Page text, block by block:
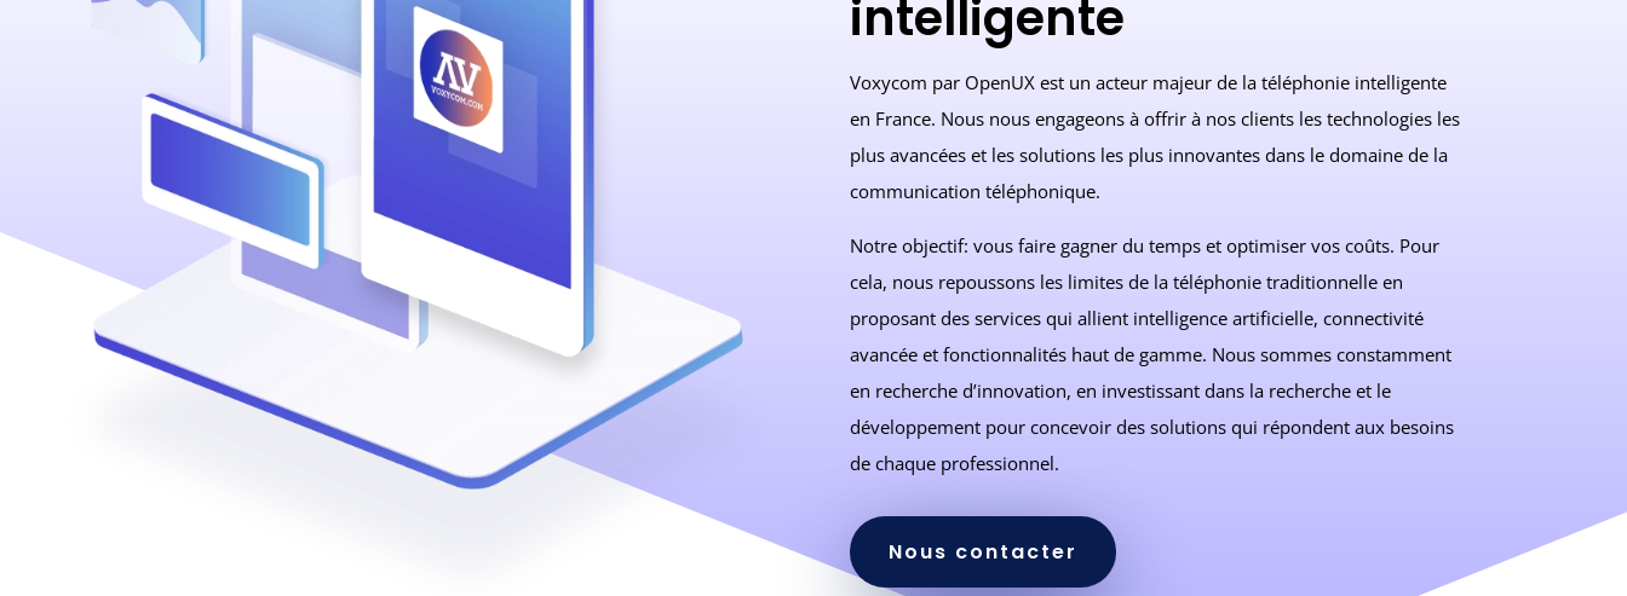
intelligente
Voxycom par OpenUX est un acteur majeur de la téléphonie intelligente
en France. Nous nous engageons à offrir à nos clients les technologies les
plus avancées et les solutions les plus innovantes dans le domaine de la
communication téléphonique.
Notre objectif: vous faire gagner du temps et optimiser vos coûts. Pour
cela, nous repoussons les limites de la téléphonie traditionnelle en
proposant des services qui allient intelligence artificielle, connectivité
avancée et fonctionnalités haut de gamme. Nous sommes constamment
en recherche d’innovation, en investissant dans la recherche et le
développement pour concevoir des solutions qui répondent aux besoins
de chaque professionnel.
Nous contacter